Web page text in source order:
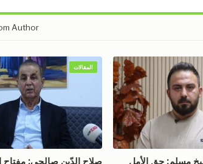
Author
مسلم: حق الأمل
المقالات
صلاح الدّين صالحي: مفتاح